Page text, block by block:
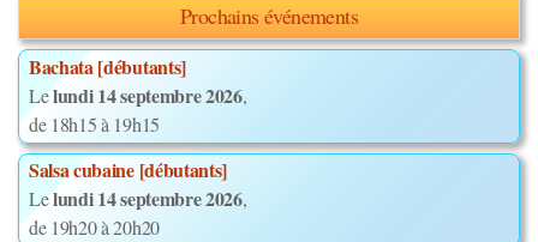
Prochains événements
Bachata [débutants]
Lelundi 14 septembre 2026,
de 18h15 à 19h15
Salsa cubaine [débutants]
Lelundi 14 septembre 2026,
de 19h20 à 20h20